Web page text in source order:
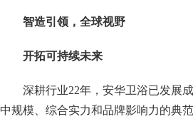
智造引领，全球视野
开拓可持续未来
深耕行业22年，安华卫浴已发展
中规模、综合实力和品牌影响力的典